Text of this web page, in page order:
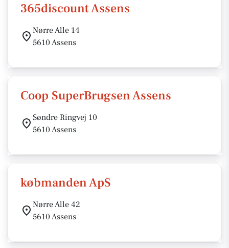
365discount Assens
Nørre Alle 14
5610 Assens
Coop SuperBrugsen Assens
Søndre Ringvej 10
5610 Assens
købmanden ApS
Nørre Alle 42
5610 Assens